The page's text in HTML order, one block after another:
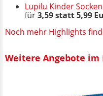
Lupilu Kinder Socken
für3,59 statt 5,99
Noch mehr Highlights
Weitere Angebote im